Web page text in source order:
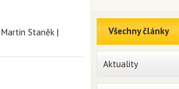
Martin Staněk |
Všechny články
Aktuality